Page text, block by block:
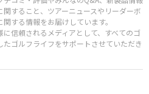
関すること、ツアーニュースやリーダーボ
する情報をお届けしています。
に信頼されるメディアとして、すべてのゴ
たゴルフライフをサポートさせていただき